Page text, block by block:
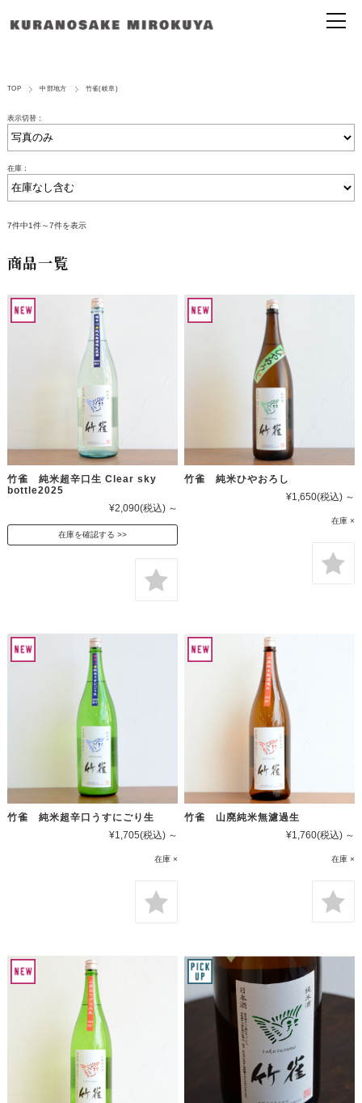
TOP 中部地方 竹雀(岐阜)
表示切替：
在庫：
7件中1件～7件を表示
商品一覧
竹雀 純米超辛口生 Clear sky
bottle2025
¥2,090(税込) ～
在庫を確認する
竹雀 純米ひやおろし
¥1,650(税込) ～
在庫 ×
竹雀 純米超辛口うすにごり生
¥1,705(税込) ～
在庫 ×
竹雀 山廃純米無濾過生
¥1,760(税込) ～
在庫 ×